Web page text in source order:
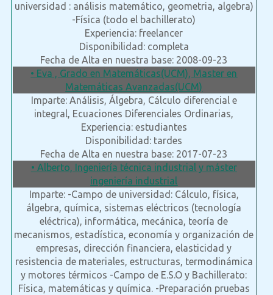
universidad : análisis matemático, geometria, algebra)
-Física (todo el bachillerato)
Experiencia: freelancer
Disponibilidad: completa
Fecha de Alta en nuestra base: 2008-09-23
• Eva , Grado en Matemáticas(UCM), Master en
Matemáticas Avanzadas(UCM)
Imparte: Análisis, Álgebra, Cálculo diferencial e
integral, Ecuaciones Diferenciales Ordinarias,
Experiencia: estudiantes
Disponibilidad: tardes
Fecha de Alta en nuestra base: 2017-07-23
• Alberto, Ingeniería técnica industrial y máster
ingeniería industrial
Imparte: -Campo de universidad: Cálculo, física,
álgebra, química, sistemas eléctricos (tecnología
eléctrica), informática, mecánica, teoría de
mecanismos, estadística, economía y organización de
empresas, dirección financiera, elasticidad y
resistencia de materiales, estructuras, termodinámica
y motores térmicos -Campo de E.S.O y Bachillerato:
Física, matemáticas y química. -Preparación pruebas